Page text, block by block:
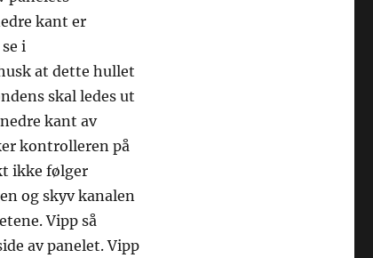
kant er
i
at dette hullet
skal ledes ut
kant av
kontrolleren på
ikke følger
og skyv kanalen
Vipp så
av panelet. Vipp